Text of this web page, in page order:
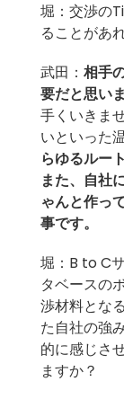
堀：交渉の
ることがあ
武田： 相手
要だと思いま
手くいきま
いといった
らゆるルー
また、自社
ゃんと作っ
事です。
堀：B to C
タベースの
渉材料とな
た自社の強
的に感じさ
ますか？